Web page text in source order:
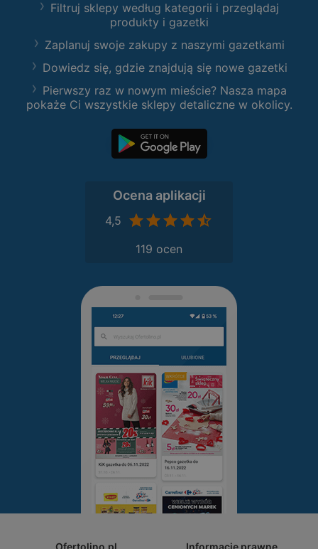
Filtruj sklepy według kategorii i przeglądaj
produkty i gazetki
Zaplanuj swoje zakupy z naszymi gazetkami
Dowiedz się, gdzie znajdują się nowe gazetki
Pierwszy raz w nowym mieście? Nasza mapa
pokaże Ci wszystkie sklepy detaliczne w okolicy.
Ocena aplikacji
4,5
119 ocen
Ofertolino.pl Informacje prawne